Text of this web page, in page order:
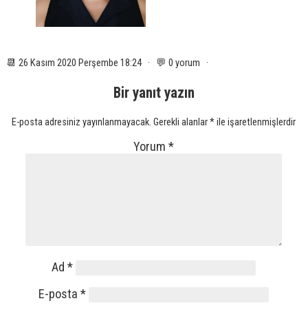
📆 26 Kasım 2020 Perşembe 18:24 · 💬 0 yorum ·
Bir yanıt yazın
E-posta adresiniz yayınlanmayacak. Gerekli alanlar*ile işaretlenmişlerdir
Yorum*
Ad*
E-posta*